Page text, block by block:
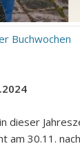
Buchwochen
dieser
30.11.